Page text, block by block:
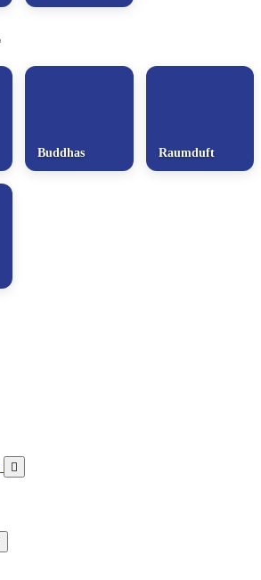
Buddhas Raumduft
